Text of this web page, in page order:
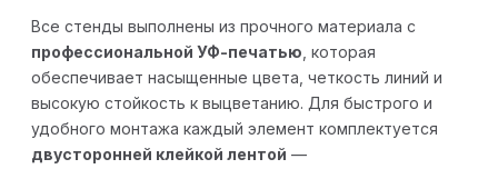
Все стенды выполнены из прочного материала с
профессиональной УФ-печатью , которая
обеспечивает насыщенные цвета, четкость линий и
высокую стойкость к выцветанию. Для быстрого и
удобного монтажа каждый элемент комплектуется
двусторонней клейкой лентой —